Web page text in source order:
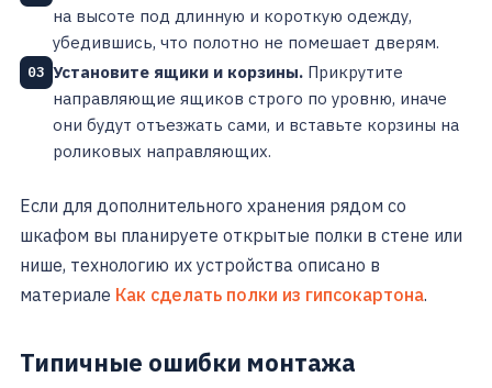
на высоте под длинную и короткую одежду,
убедившись, что полотно не помешает дверям.
03 Установите ящики и корзины. Прикрутите
направляющие ящиков строго по уровню, иначе
они будут отъезжать сами, и вставьте корзины на
роликовых направляющих.
Если для дополнительного хранения рядом со
шкафом вы планируете открытые полки в стене или
нише, технологию их устройства описано в
материале Как сделать полки из гипсокартона.
Типичные ошибки монтажа